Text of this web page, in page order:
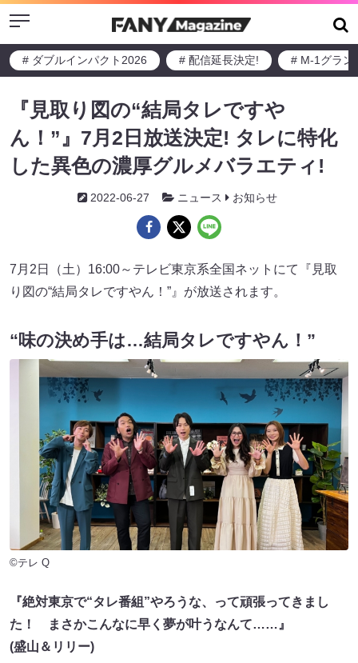
Menu
# ダブルインパクト2026 # 配信延長決定! # M-1グラン
『見取り図の“結局タレですや
ん！”』7月2日放送決定! タレに特化
した異色の濃厚グルメバラエティ!
2022-06-27 ニュース お知らせ
7月2日（土）16:00～テレビ東京系全国ネットにて『見取
り図の“結局タレですやん！”』が放送されます。
“味の決め手は…結局タレですやん！”
©テレ Q
『絶対東京で“タレ番組”やろうな、って頑張ってきまし
た！ まさかこんなに早く夢が叶うなんて……』
(盛山＆リリー)